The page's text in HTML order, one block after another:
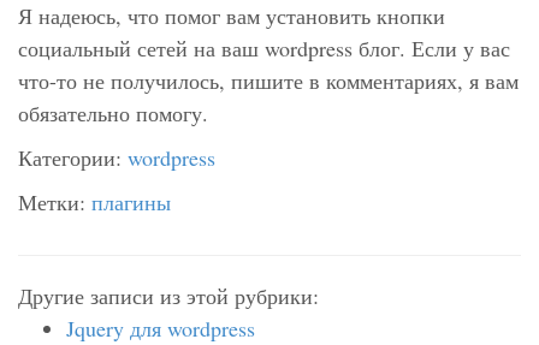
Я надеюсь, что помог вам установить кнопки
социальный сетей на ваш wordpress блог. Если у вас
что-то не получилось, пишите в комментариях, я вам
обязательно помогу.
Категории: wordpress
Метки: плагины
Другие записи из этой рубрики:
Jquery для wordpress